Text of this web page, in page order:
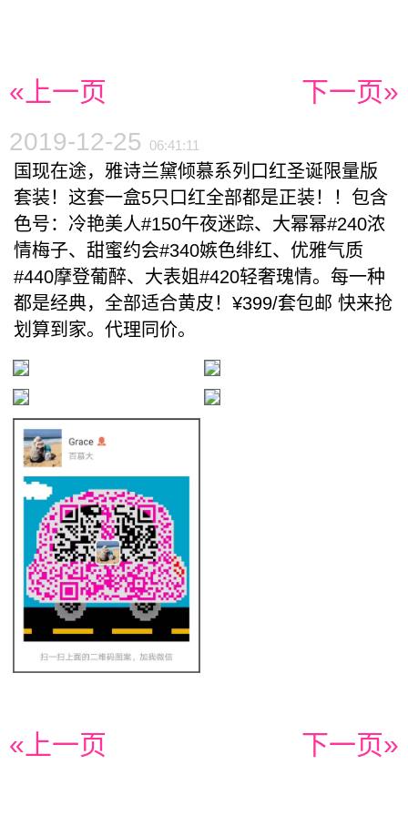
«上一页 下一页»
2019-12-25 06:41:11
国现在途，雅诗兰黛倾慕系列口红圣诞限量版
套装！这套一盒5只口红全部都是正装！！包含
色号：冷艳美人#150午夜迷踪、大幂幂#240浓
情梅子、甜蜜约会#340嫉色绯红、优雅气质
#440摩登葡醉、大表姐#420轻奢瑰情。每一种
都是经典，全部适合黄皮！¥399/套包邮 快来抢
划算到家。代理同价。
«上一页 下一页»